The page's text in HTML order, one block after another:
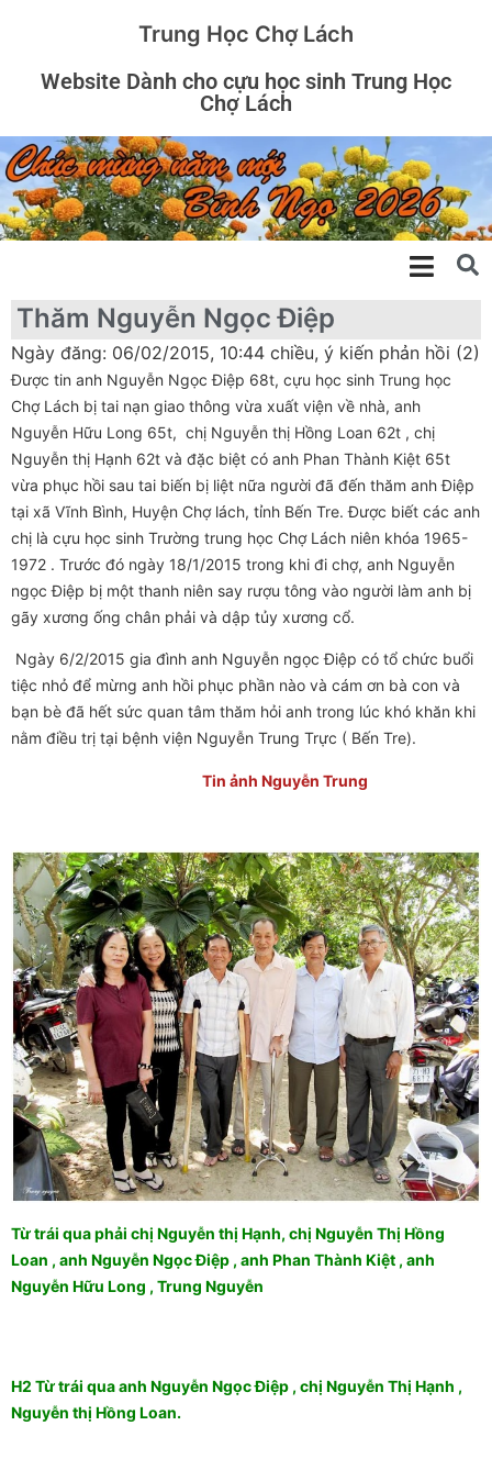
Trung Học Chợ Lách
Website Dành cho cựu học sinh Trung Học
Chợ Lách
Thăm Nguyễn Ngọc Điệp
Ngày đăng: 06/02/2015, 10:44 chiều, ý kiến phản hồi (2)
Được tin anh Nguyễn Ngọc Điệp 68t, cựu học sinh Trung học
Chợ Lách bị tai nạn giao thông vừa xuất viện về nhà, anh
Nguyễn Hữu Long 65t, chị Nguyễn thị Hồng Loan 62t , chị
Nguyễn thị Hạnh 62t và đặc biệt có anh Phan Thành Kiệt 65t
vừa phục hồi sau tai biến bị liệt nữa người đã đến thăm anh Điệp
tại xã Vĩnh Bình, Huyện Chợ lách, tỉnh Bến Tre. Được biết các anh
chị là cựu học sinh Trường trung học Chợ Lách niên khóa 1965-
1972 . Trước đó ngày 18/1/2015 trong khi đi chợ, anh Nguyễn
ngọc Điệp bị một thanh niên say rượu tông vào người làm anh bị
gãy xương ống chân phải và dập tủy xương cổ.
Ngày 6/2/2015 gia đình anh Nguyễn ngọc Điệp có tổ chức buổi
tiệc nhỏ để mừng anh hồi phục phần nào và cám ơn bà con và
bạn bè đã hết sức quan tâm thăm hỏi anh trong lúc khó khăn khi
nằm điều trị tại bệnh viện Nguyễn Trung Trực ( Bến Tre).
Tin ảnh Nguyễn Trung
Từ trái qua phải chị Nguyễn thị Hạnh, chị Nguyễn Thị Hồng
Loan , anh Nguyễn Ngọc Điệp , anh Phan Thành Kiệt , anh
Nguyễn Hữu Long , Trung Nguyễn
H2 Từ trái qua anh Nguyễn Ngọc Điệp , chị Nguyễn Thị Hạnh ,
Nguyễn thị Hồng Loan.